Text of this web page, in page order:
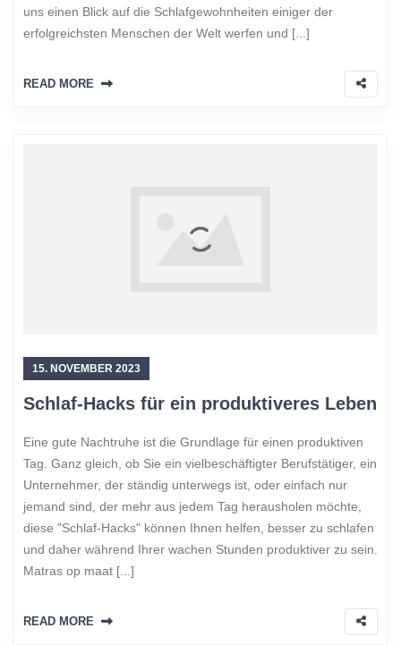
uns einen Blick auf die Schlafgewohnheiten einiger der
erfolgreichsten Menschen der Welt werfen und [...]
READ MORE
15. NOVEMBER 2023
Schlaf-Hacks für ein produktiveres Leben
Eine gute Nachtruhe ist die Grundlage für einen produktiven
Tag. Ganz gleich, ob Sie ein vielbeschäftigter Berufstätiger, ein
Unternehmer, der ständig unterwegs ist, oder einfach nur
jemand sind, der mehr aus jedem Tag herausholen möchte,
diese "Schlaf-Hacks" können Ihnen helfen, besser zu schlafen
und daher während Ihrer wachen Stunden produktiver zu sein.
Matras op maat [...]
READ MORE